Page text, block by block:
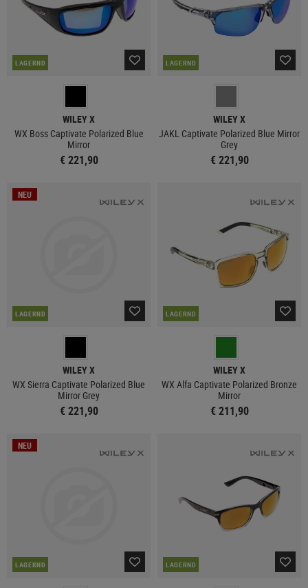
LAGERND
WILEY X
WX Boss Captivate Polarized Blue
Mirror
€ 221,90
LAGERND
WILEY X
JAKL Captivate Polarized Blue Mirror
Grey
€ 221,90
NEU
LAGERND
WILEY X
WX Sierra Captivate Polarized Blue
Mirror Grey
€ 221,90
LAGERND
WILEY X
WX Alfa Captivate Polarized Bronze
Mirror
€ 211,90
NEU
LAGERND LAGERND